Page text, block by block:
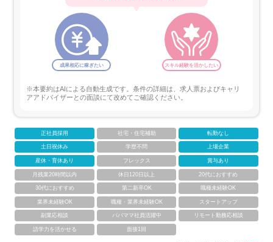
成果相応に稼ぎたい スキル経験を活かしたい
※本要約はAIによる自動生成です。条件の詳細は、求人票およびキャリ
アアドバイザーとの面談にて改めてご確認ください。
正社員採用 社宅・住宅補助 転勤なし
土日祝休み 学歴不問 上場企業
産休・育休あり フレックス 賞与あり
月残業20時間以内 休日120日以上 20代におすすめ
30代におすすめ 第二新卒OK 職種未経験OK
業界未経験OK 職種・業界未経験OK スタートアップ
副業応相談 パパママ社員活躍中 リモート勤務応相談
語学力を活かせる 面接1回